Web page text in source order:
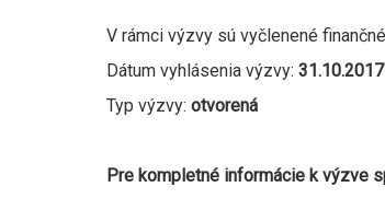
V rámci výzvy sú vyčlenené
Dátum vyhlásenia výzvy: 31.10.2017
Typ výzvy: otvorená
Pre kompletné informácie k výzve